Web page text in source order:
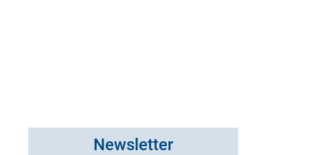
Newsletter